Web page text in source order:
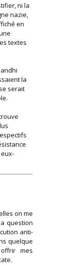
ni la
nazie,
en
textes
la
serait
on me
question
anti-
quelque
mes